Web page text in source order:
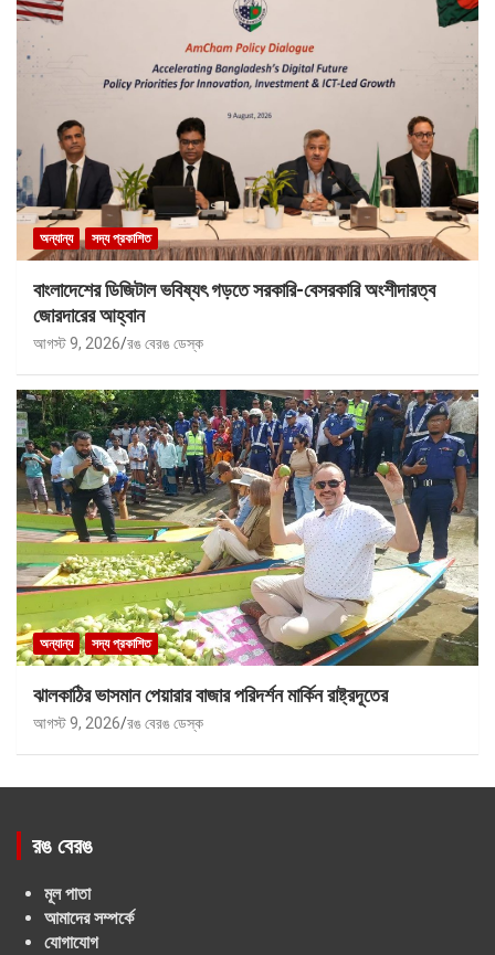
অন্যান্য সদ্য প্রকাশিত
বাংলাদেশের ডিজিটাল ভবিষ্যৎ গড়তে সরকারি-বেসরকারি অংশীদারত্ব
জোরদারের আহ্বান
আগস্ট 9, 2026 রঙ বেরঙ ডেস্ক
অন্যান্য সদ্য প্রকাশিত
ঝালকাঠির ভাসমান পেয়ারার বাজার পরিদর্শন মার্কিন রাষ্ট্রদূতের
আগস্ট 9, 2026 রঙ বেরঙ ডেস্ক
রঙ বেরঙ
মূল পাতা
আমাদের সম্পর্কে
যোগাযোগ